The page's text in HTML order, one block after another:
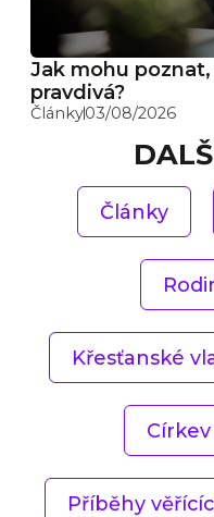
Jak mohu
pravdivá?
Články03/08/2026
Články
Křesťanské
Příběhy